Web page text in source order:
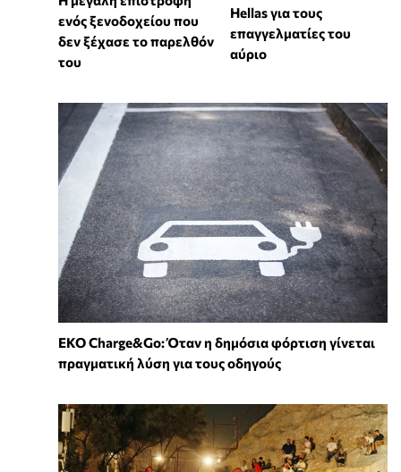
ενός ξενοδοχείου που
δεν ξέχασε το παρελθόν
του
Hellas για τους
επαγγελματίες του
αύριο
EKO Charge&Go: Όταν η δημόσια φόρτιση γίνεται
πραγματική λύση για τους οδηγούς